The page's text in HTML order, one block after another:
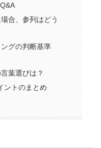
合、参列はどう
グの判断基準
葉選びは？
ントのまとめ